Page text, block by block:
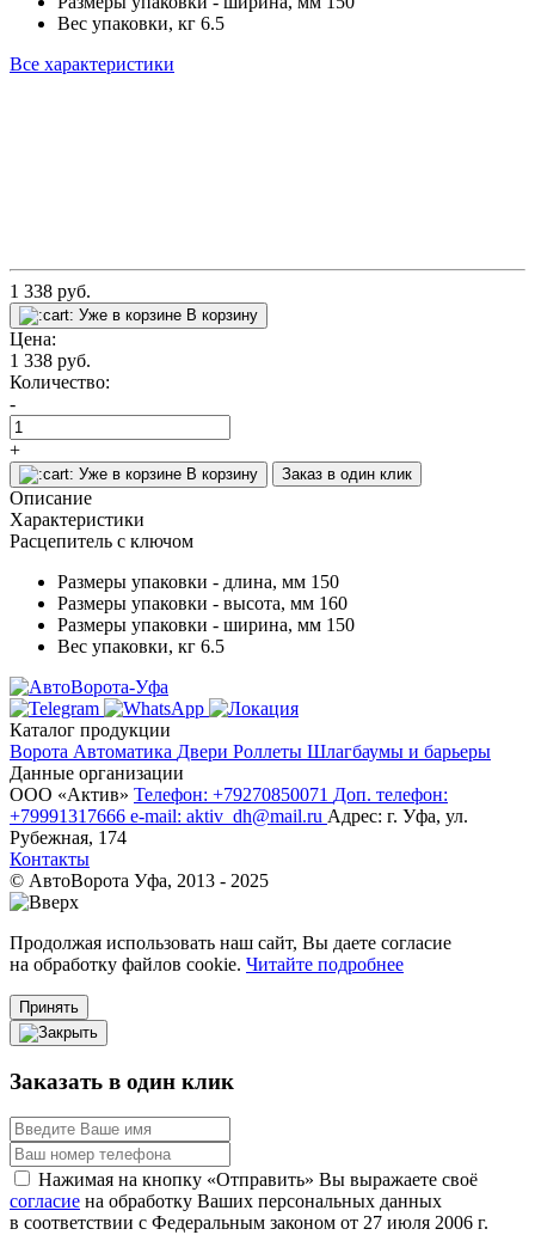
Вес упаковки, кг 6.5
Все характеристики
1 338 руб.
Уже в корзине В корзину
Цена:
1 338 руб.
Количество:
-
+
Уже в корзине В корзину Заказ в один клик
Описание
Характеристики
Расцепитель с ключом
Размеры упаковки - длина, мм 150
Размеры упаковки - высота, мм 160
Размеры упаковки - ширина, мм 150
Вес упаковки, кг 6.5
Каталог продукции
Ворота Автоматика Двери Роллеты Шлагбаумы и барьеры
Данные организации
ООО «‎Актив»‎ Телефон: +79270850071 Доп. телефон:
+79991317666 e-mail: aktiv_dh@mail.ru Адрес: г. Уфа, ул.
Рубежная, 174
Контакты
© АвтоВорота Уфа, 2013 - 2025
Продолжая использовать наш сайт, Вы даете согласие
на обработку файлов cookie. Читайте подробнее
Принять
Заказать в один клик
Нажимая на кнопку «Отправить» Вы выражаете своё
согласие на обработку Ваших персональных данных
в соответствии с Федеральным законом от 27 июля 2006 г.